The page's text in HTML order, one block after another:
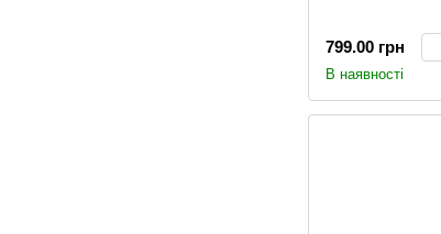
799.00 грн
В наявності